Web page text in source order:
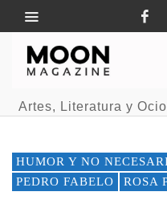
Artes, Literatura y
HUMOR Y NO
PEDRO FABELO
ROSA